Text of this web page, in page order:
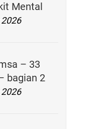
Mental
2026
– 33
bagian 2
2026